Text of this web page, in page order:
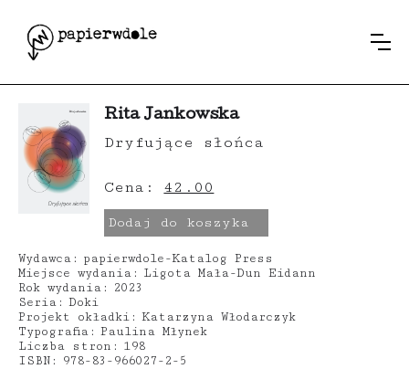
Wydawca: papierwdole-Katalog Press
Miejsce wydania: Ligota Mała-Dun Eidann
Rok wydania:
2023
Seria: Doki
Projekt okładki: Katarzyna Włodarczyk
Typografia: Paulina Młynek
Liczba stron: 198
ISBN:
978-83-966027-2-5
Rita Jankowska
Dryfujące słońca
Cena: 42.00
Dodaj do koszyka